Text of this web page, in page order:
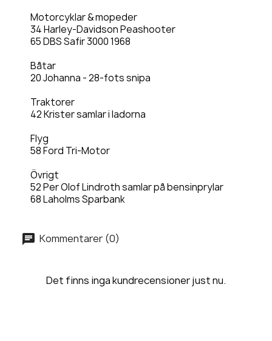
Motorcyklar & mopeder
34 Harley-Davidson Peashooter
65 DBS Safir 3000 1968
Båtar
20 Johanna - 28-fots snipa
Traktorer
42 Krister samlar i ladorna
Flyg
58 Ford Tri-Motor
Övrigt
52 Per Olof Lindroth samlar på bensinprylar
68 Laholms Sparbank
Kommentarer (0)
Det finns inga kundrecensioner just nu.